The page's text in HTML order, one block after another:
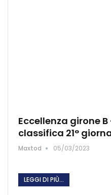
Eccellenza girone
classifica 21°
Maxtod 05/03/2023
LEGGI DI PIÙ...